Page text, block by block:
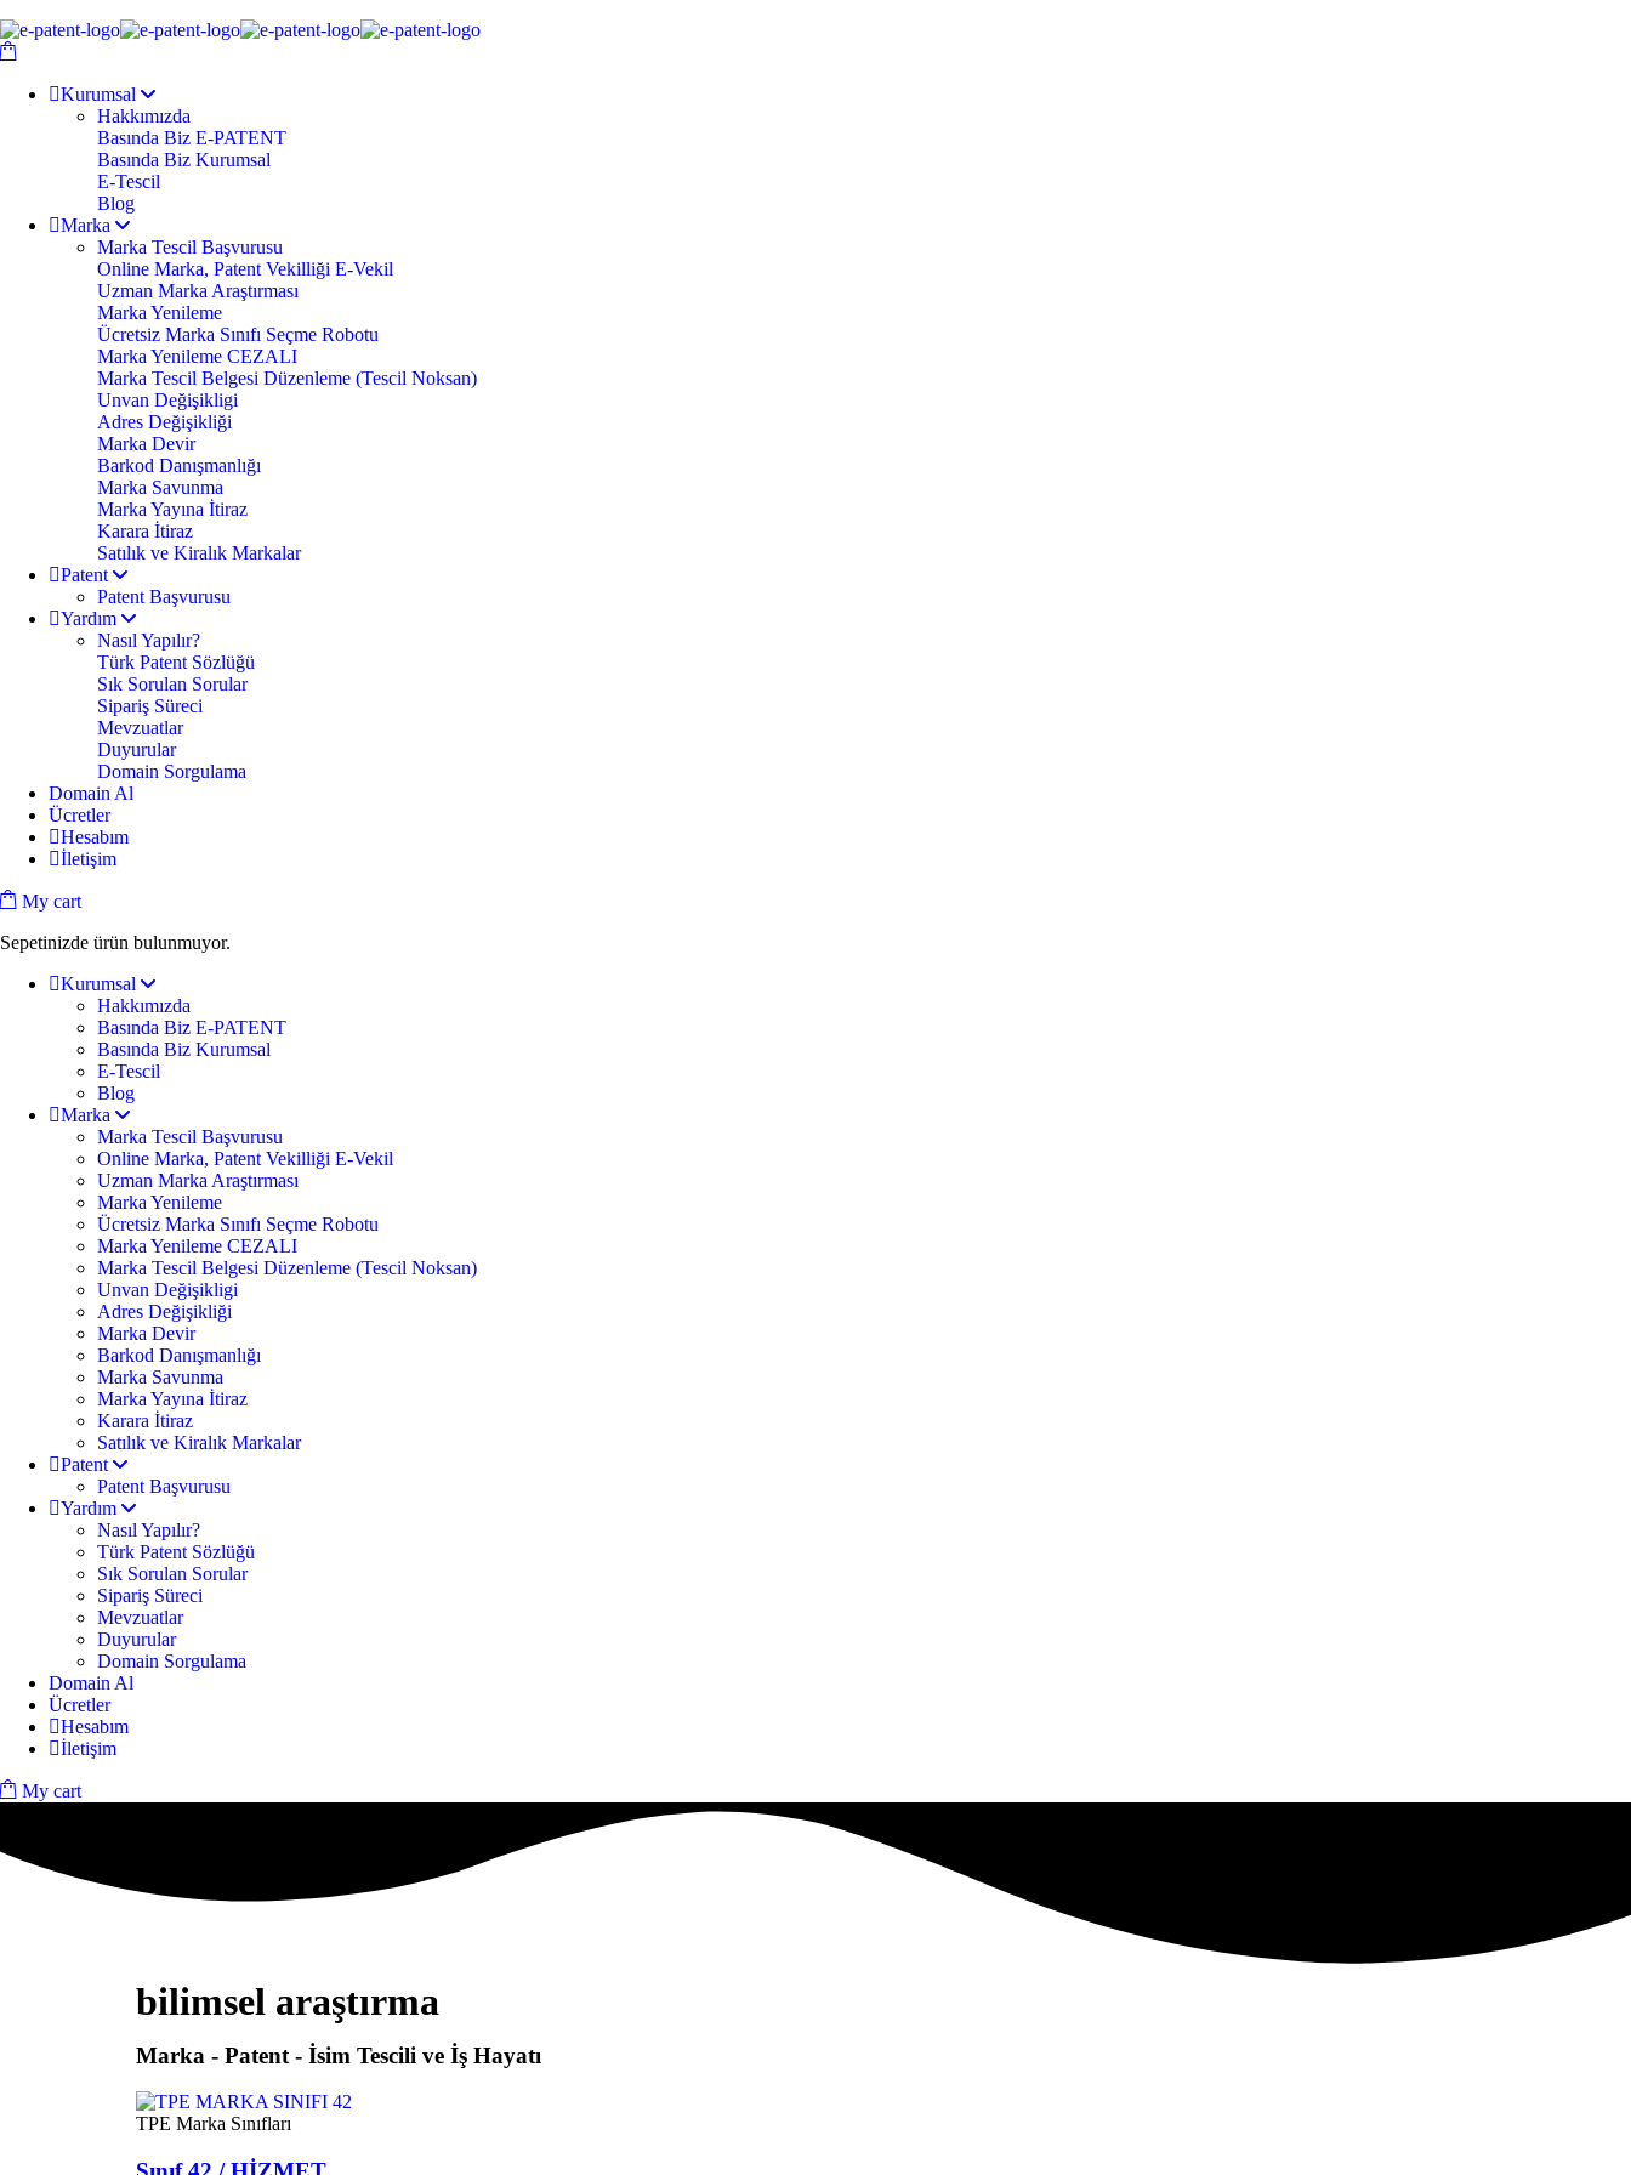
Kurumsal
Hakkımızda
Basında Biz E-PATENT
Basında Biz Kurumsal
E-Tescil
Blog
Marka
Marka Tescil Başvurusu
Online Marka, Patent Vekilliği E-Vekil
Uzman Marka Araştırması
Marka Yenileme
Ücretsiz Marka Sınıfı Seçme Robotu
Marka Yenileme CEZALI
Marka Tescil Belgesi Düzenleme (Tescil Noksan)
Unvan Değişikligi
Adres Değişikliği
Marka Devir
Barkod Danışmanlığı
Marka Savunma
Marka Yayına İtiraz
Karara İtiraz
Satılık ve Kiralık Markalar
Patent
Patent Başvurusu
Yardım
Nasıl Yapılır?
Türk Patent Sözlüğü
Sık Sorulan Sorular
Sipariş Süreci
Mevzuatlar
Duyurular
Domain Sorgulama
Domain Al
Ücretler
Hesabım
İletişim
My cart
Sepetinizde ürün bulunmuyor.
Kurumsal
Hakkımızda
Basında Biz E-PATENT
Basında Biz Kurumsal
E-Tescil
Blog
Marka
Marka Tescil Başvurusu
Online Marka, Patent Vekilliği E-Vekil
Uzman Marka Araştırması
Marka Yenileme
Ücretsiz Marka Sınıfı Seçme Robotu
Marka Yenileme CEZALI
Marka Tescil Belgesi Düzenleme (Tescil Noksan)
Unvan Değişikligi
Adres Değişikliği
Marka Devir
Barkod Danışmanlığı
Marka Savunma
Marka Yayına İtiraz
Karara İtiraz
Satılık ve Kiralık Markalar
Patent
Patent Başvurusu
Yardım
Nasıl Yapılır?
Türk Patent Sözlüğü
Sık Sorulan Sorular
Sipariş Süreci
Mevzuatlar
Duyurular
Domain Sorgulama
Domain Al
Ücretler
Hesabım
İletişim
My cart
bilimsel araştırma
Marka - Patent - İsim Tescili ve İş Hayatı
TPE Marka Sınıfları